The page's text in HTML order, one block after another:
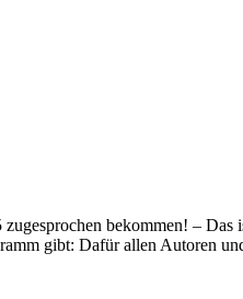
bekommen! –
gibt: Dafür allen Autoren